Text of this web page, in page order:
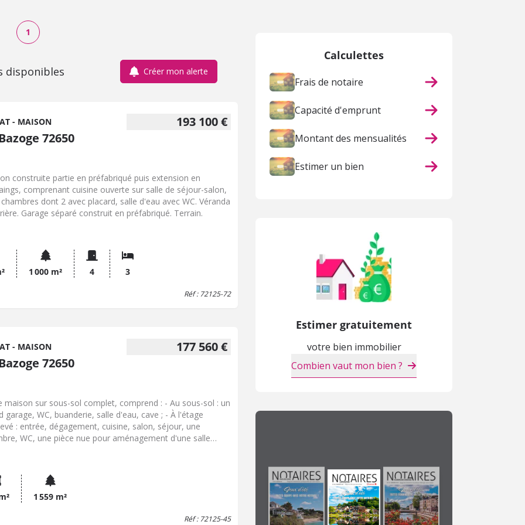
1
disponibles Créer mon alerte
193 100 €
- MAISON
72650
construite partie en préfabriqué puis extension en
comprenant cuisine ouverte sur salle de séjour-salon,
dont 2 avec placard, salle d'eau avec WC. Véranda
Garage séparé construit en préfabriqué. Terrain.
1 000 m² 4 3
Réf : 72125-72
177 560 €
- MAISON
72650
maison sur sous-sol complet, comprend : - Au sous-sol : un
garage, WC, buanderie, salle d'eau, cave ; - À l'étage
: entrée, dégagement, cuisine, salon, séjour, une
WC, une pièce nue pour aménagement d'une salle
proche du bourg et nécessite une rénovation complète
revêtements de sols, l'électricité, le chauffage central, une
de la plomberie...).
1 559 m²
Réf : 72125-45
Calculettes
Frais de notaire
Capacité d'emprunt
Montant des mensualités
Estimer un bien
Estimer gratuitement
votre bien immobilier
Combien vaut mon bien ?